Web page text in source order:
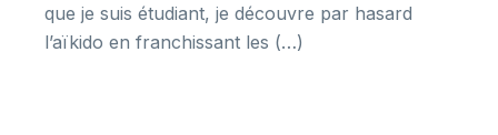
que je suis étudiant, je découvre par hasard
l’aïkido en franchissant les (…)